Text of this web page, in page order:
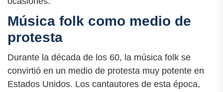
Música folk como medio de
protesta
Durante la década de los 60, la música folk se
convirtió en un medio de protesta muy potente en
Estados Unidos. Los cantautores de esta época,